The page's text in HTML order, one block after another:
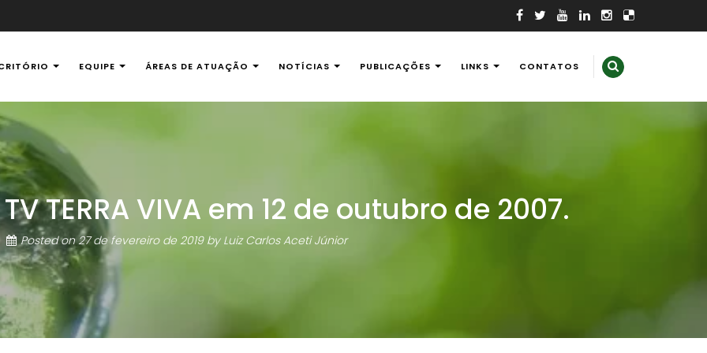
Ambiental
EQUIPE ÁREAS DE ATUAÇÃO NOTÍCIAS PUBLICAÇÕES LINKS CONTATOS
TERRA VIVA em 12 de outubro de 2007.
Posted on27 de fevereiro de 2019by Luiz Carlos Aceti Júnior